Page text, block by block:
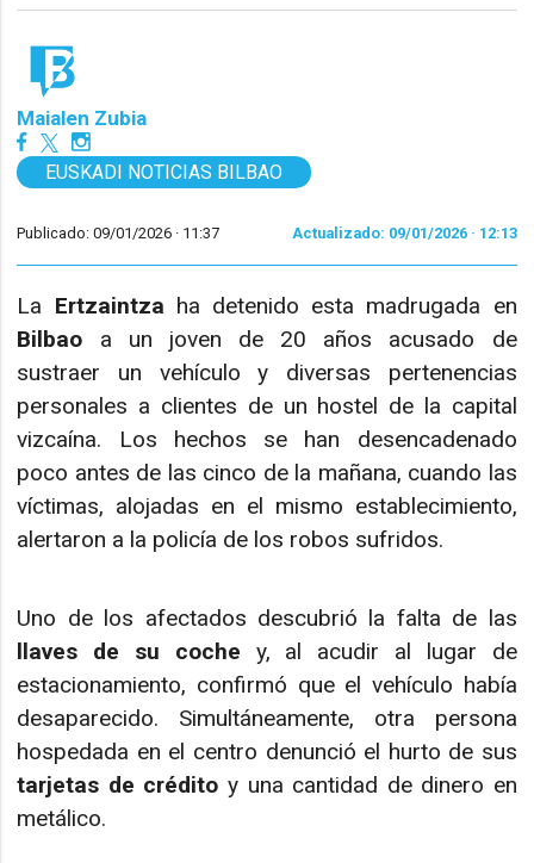
Maialen Zubia
EUSKADI NOTICIAS BILBAO
Publicado: 09/01/2026 · 11:37 Actualizado: 09/01/2026 · 12:13
La Ertzaintza ha detenido esta madrugada en
Bilbao a un joven de 20 años acusado de
sustraer un vehículo y diversas pertenencias
personales a clientes de un hostel de la capital
vizcaína. Los hechos se han desencadenado
poco antes de las cinco de la mañana, cuando las
víctimas, alojadas en el mismo establecimiento,
alertaron a la policía de los robos sufridos.
Uno de los afectados descubrió la falta de las
llaves de su coche y, al acudir al lugar de
estacionamiento, confirmó que el vehículo había
desaparecido. Simultáneamente, otra persona
hospedada en el centro denunció el hurto de sus
tarjetas de crédito y una cantidad de dinero en
metálico.